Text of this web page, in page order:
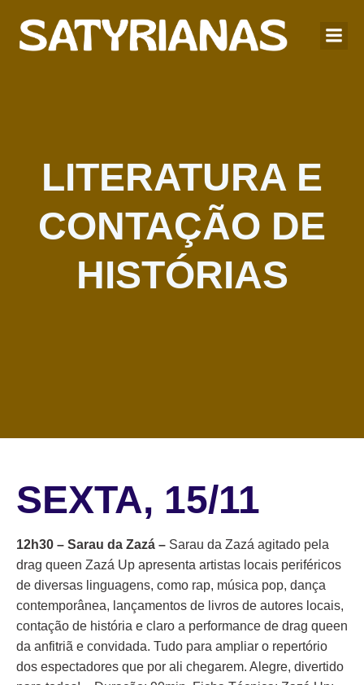
LITERATURA E
CONTAÇÃO DE
HISTÓRIAS
SEXTA, 15/11
12h30 – Sarau da Zazá – Sarau da Zazá agitado pela
drag queen Zazá Up apresenta artistas locais periféricos
de diversas linguagens, como rap, música pop, dança
contemporânea, lançamentos de livros de autores locais,
contação de história e claro a performance de drag queen
da anfitriã e convidada. Tudo para ampliar o repertório
dos espectadores que por ali chegarem. Alegre, divertido